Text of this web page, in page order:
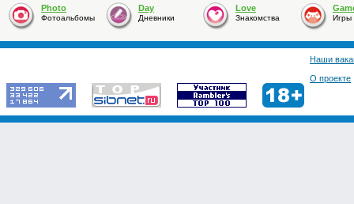
Photo
Фотоальбомы
Day
Дневники
Love
Знакомства Игры
Наши
О проекте